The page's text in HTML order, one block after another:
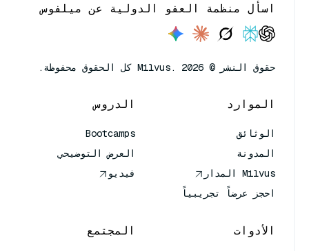
اسأل منظمة العفو الدولية عن ميلفوس
حقوق النشر © Milvus. 2026 كل الحقوق محفوظة.
الموارد
الوثائق
المدونة
Milvus المدار
احجز عرضاً تجريبياً
الدروس
Bootcamps
العرض التوضيحي
فيديو
الأدوات المجتمع